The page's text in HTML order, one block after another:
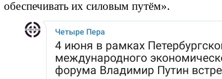
обеспечивать их силовым путём».